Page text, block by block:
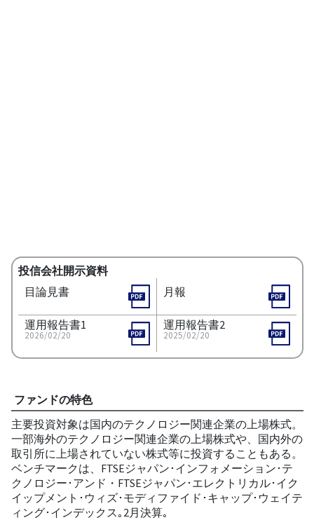
投信会社開示資料
目論見書
月報
運用報告書1
2026/02/20
運用報告書2
2025/02/20
ファンドの特色
主要投資対象は国内のテクノロジー関連企業の上場株式。
一部海外のテクノロジー関連企業の上場株式や、国内外の
取引所に上場されていない株式等に投資することもある。
ベンチマークは、FTSEジャパン･インフォメーション･テ
クノロジー･アンド・FTSEジャパン･エレクトリカル･イク
イップメント･ウィズ･モディファイド･キャップ･ウェイテ
ィング･インデックス｡2月決算｡